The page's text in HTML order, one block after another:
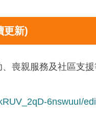
更新)
喪親服務及社區支
6nswuuI/